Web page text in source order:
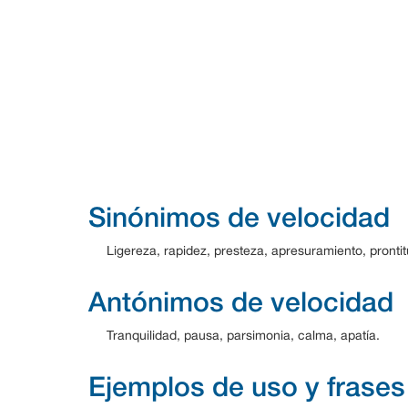
Sinónimos de velocidad
Ligereza, rapidez, presteza, apresuramiento,
Antónimos de velocidad
Tranquilidad, pausa, parsimonia, calma, apatía.
Ejemplos de uso y frases